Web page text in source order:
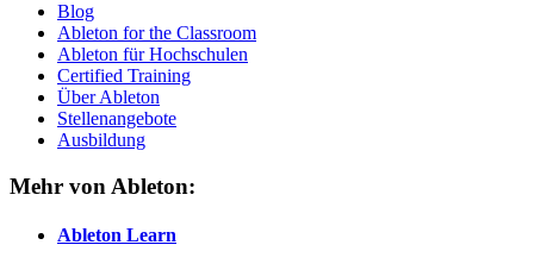
Blog
Ableton for the Classroom
Ableton für Hochschulen
Certified Training
Über Ableton
Stellenangebote
Ausbildung
Mehr von Ableton:
Ableton Learn